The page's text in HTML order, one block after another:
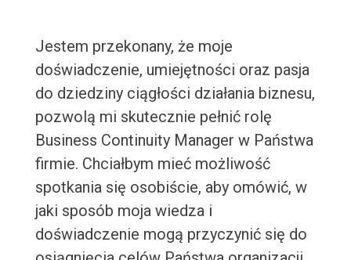
Jestem przekonany, że moje
doświadczenie, umiejętności oraz pasja
do dziedziny ciągłości działania biznesu,
pozwolą mi skutecznie pełnić rolę
Business Continuity Manager w Państwa
firmie. Chciałbym mieć możliwość
spotkania się osobiście, aby omówić, w
jaki sposób moja wiedza i
doświadczenie mogą przyczynić się do